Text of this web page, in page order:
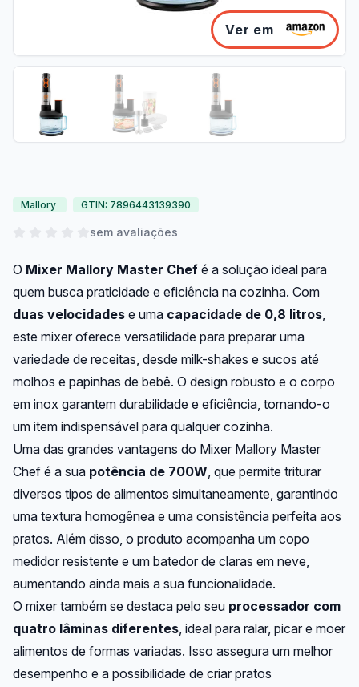
Ver em
Mallory GTIN: 7896443139390
sem avaliações
O Mixer Mallory Master Chef é a solução ideal para
quem busca praticidade e eficiência na cozinha. Com
duas velocidades e uma capacidade de 0,8 litros,
este mixer oferece versatilidade para preparar uma
variedade de receitas, desde milk-shakes e sucos até
molhos e papinhas de bebê. O design robusto e o corpo
em inox garantem durabilidade e eficiência, tornando-o
um item indispensável para qualquer cozinha.
Uma das grandes vantagens do Mixer Mallory Master
Chef é a sua potência de 700W, que permite triturar
diversos tipos de alimentos simultaneamente, garantindo
uma textura homogênea e uma consistência perfeita aos
pratos. Além disso, o produto acompanha um copo
medidor resistente e um batedor de claras em neve,
aumentando ainda mais a sua funcionalidade.
O mixer também se destaca pelo seu processador com
quatro lâminas diferentes, ideal para ralar, picar e moer
alimentos de formas variadas. Isso assegura um melhor
desempenho e a possibilidade de criar pratos